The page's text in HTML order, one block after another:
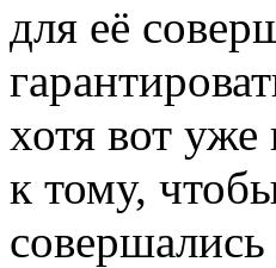
для её
хотя вот
к тому,